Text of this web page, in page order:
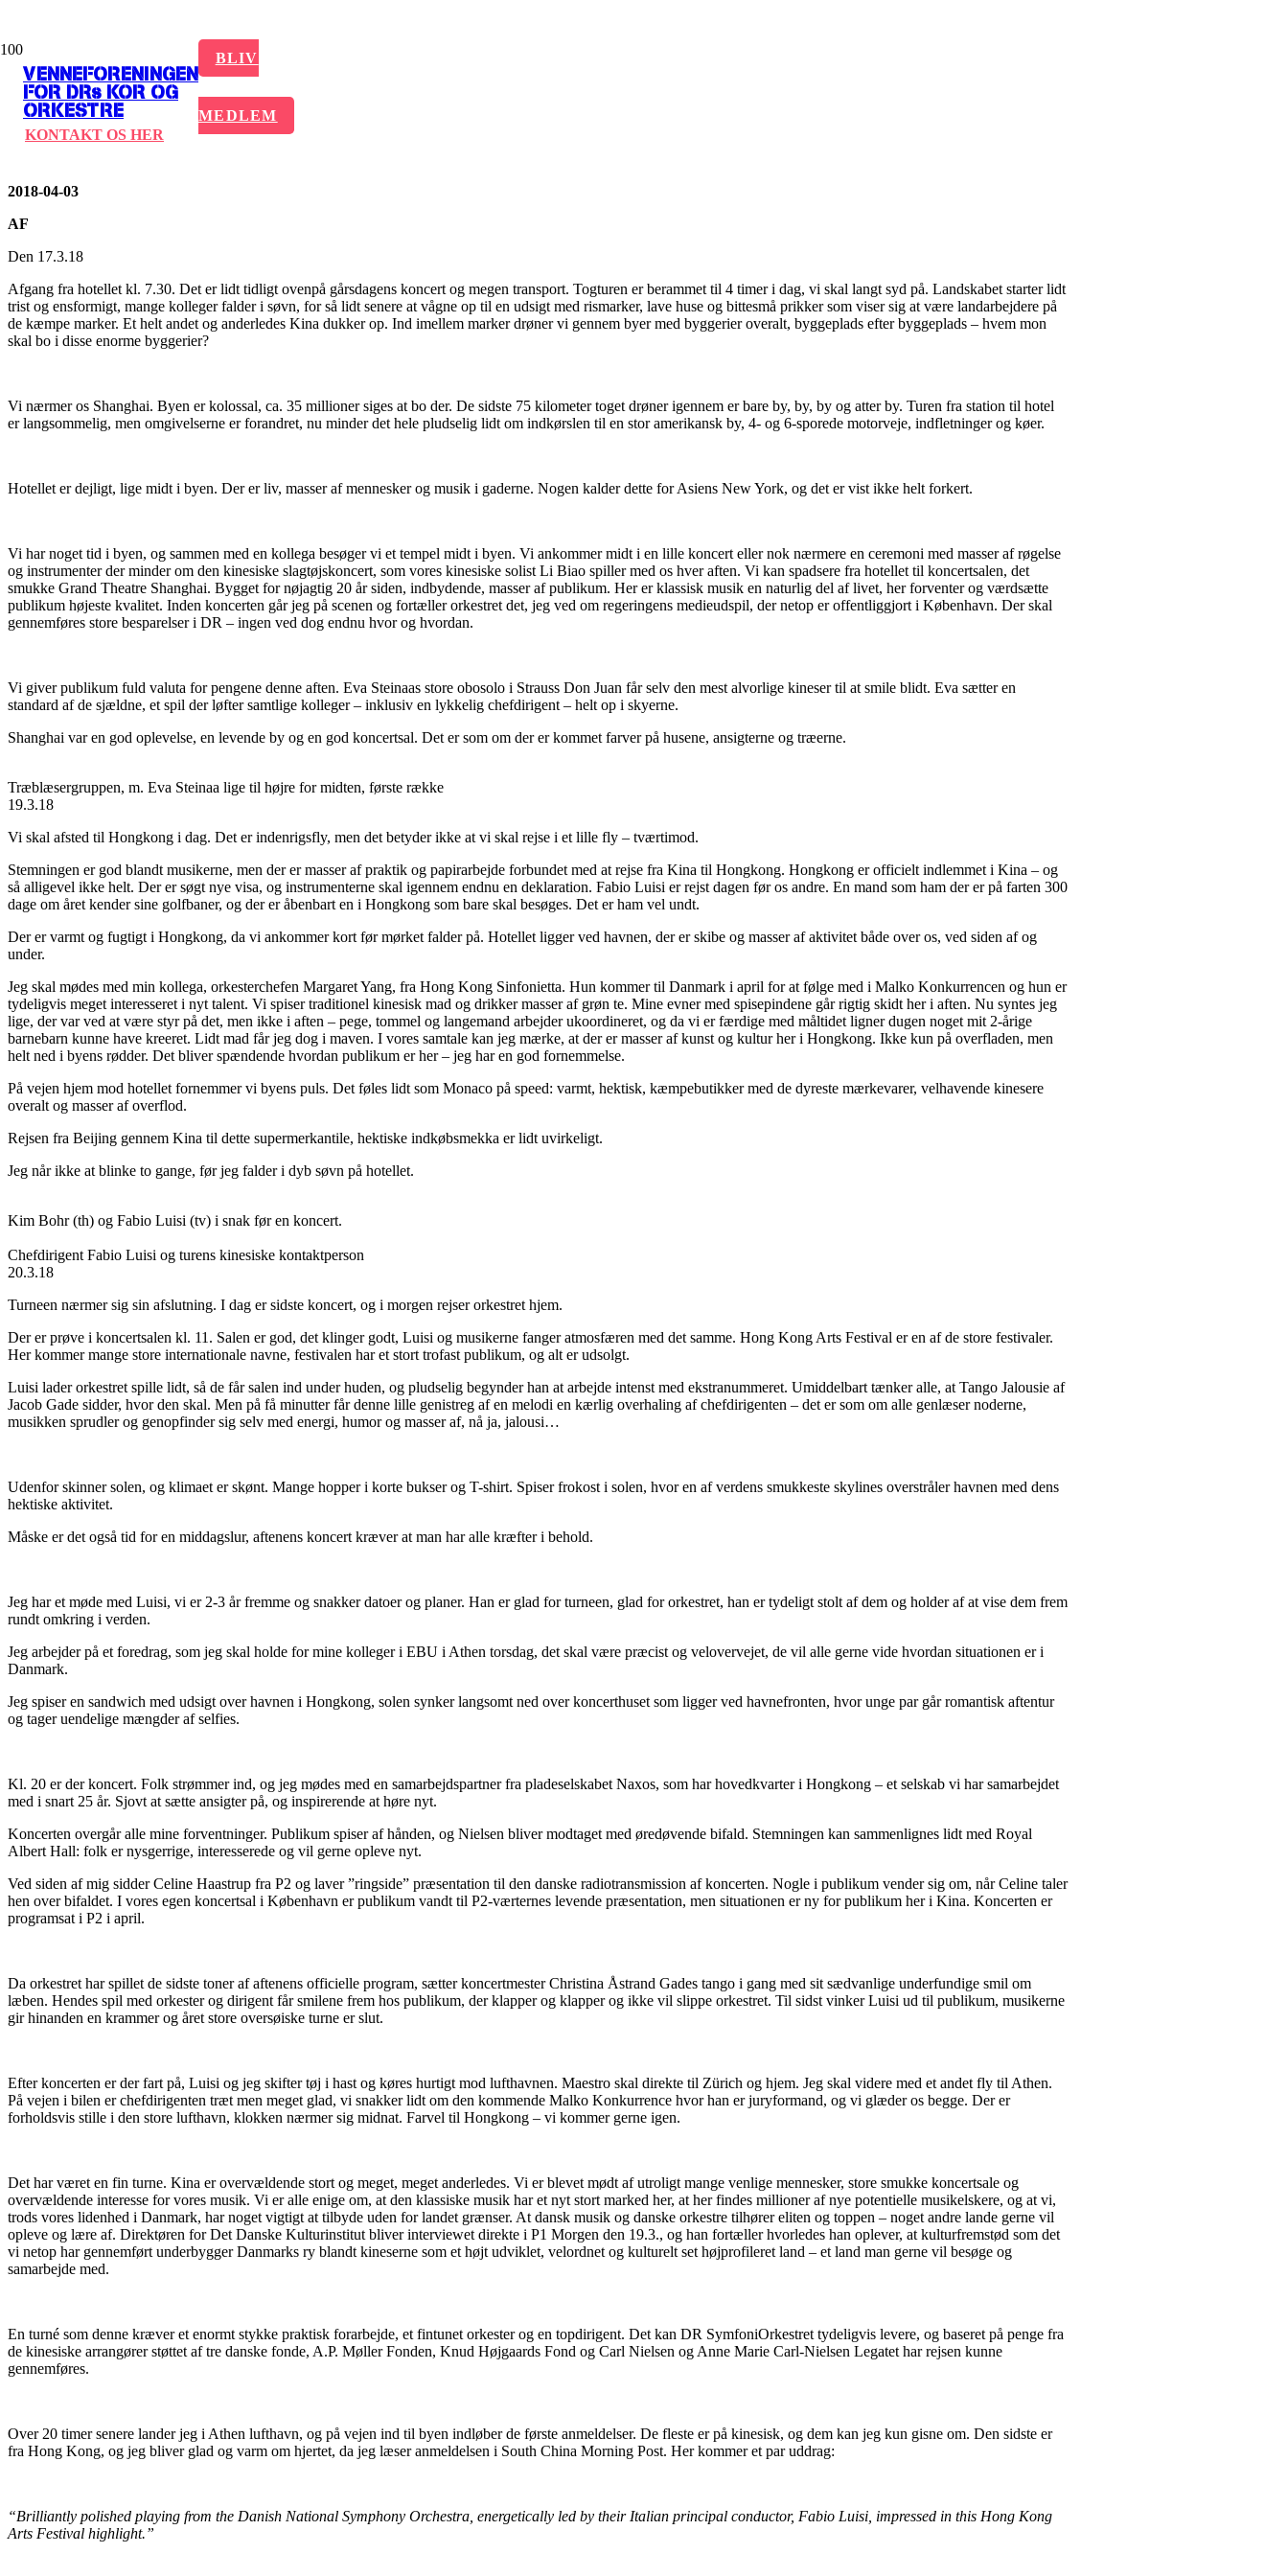
VENNEFORENINGEN
FOR DRs KOR OG
ORKESTRE
BLIV
MEDLEM
KONTAKT OS HER
DE SIDSTE KAPITLER, I
KIM BOHRS DAGBOG
2018-04-03
AF
Den 17.3.18
Afgang fra hotellet kl. 7.30. Det er lidt tidligt ovenpå gårsdagens koncert og megen transport. Togturen er berammet til 4 timer i dag, vi skal langt syd på. Landskabet starter lidt
trist og ensformigt, mange kolleger falder i søvn, for så lidt senere at vågne op til en udsigt med rismarker, lave huse og bittesmå prikker som viser sig at være landarbejdere på
de kæmpe marker. Et helt andet og anderledes Kina dukker op. Ind imellem marker drøner vi gennem byer med byggerier overalt, byggeplads efter byggeplads – hvem mon
skal bo i disse enorme byggerier?
Vi nærmer os Shanghai. Byen er kolossal, ca. 35 millioner siges at bo der. De sidste 75 kilometer toget drøner igennem er bare by, by, by og atter by. Turen fra station til hotel
er langsommelig, men omgivelserne er forandret, nu minder det hele pludselig lidt om indkørslen til en stor amerikansk by, 4- og 6-sporede motorveje, indfletninger og køer.
Hotellet er dejligt, lige midt i byen. Der er liv, masser af mennesker og musik i gaderne. Nogen kalder dette for Asiens New York, og det er vist ikke helt forkert.
Vi har noget tid i byen, og sammen med en kollega besøger vi et tempel midt i byen. Vi ankommer midt i en lille koncert eller nok nærmere en ceremoni med masser af røgelse
og instrumenter der minder om den kinesiske slagtøjskoncert, som vores kinesiske solist Li Biao spiller med os hver aften. Vi kan spadsere fra hotellet til koncertsalen, det
smukke Grand Theatre Shanghai. Bygget for nøjagtig 20 år siden, indbydende, masser af publikum. Her er klassisk musik en naturlig del af livet, her forventer og værdsætte
publikum højeste kvalitet. Inden koncerten går jeg på scenen og fortæller orkestret det, jeg ved om regeringens medieudspil, der netop er offentliggjort i København. Der skal
gennemføres store besparelser i DR – ingen ved dog endnu hvor og hvordan.
Vi giver publikum fuld valuta for pengene denne aften. Eva Steinaas store obosolo i Strauss Don Juan får selv den mest alvorlige kineser til at smile blidt. Eva sætter en
standard af de sjældne, et spil der løfter samtlige kolleger – inklusiv en lykkelig chefdirigent – helt op i skyerne.
Shanghai var en god oplevelse, en levende by og en god koncertsal. Det er som om der er kommet farver på husene, ansigterne og træerne.
Træblæsergruppen, m. Eva Steinaa lige til højre for midten, første række
19.3.18
Vi skal afsted til Hongkong i dag. Det er indenrigsfly, men det betyder ikke at vi skal rejse i et lille fly – tværtimod.
Stemningen er god blandt musikerne, men der er masser af praktik og papirarbejde forbundet med at rejse fra Kina til Hongkong. Hongkong er officielt indlemmet i Kina – og
så alligevel ikke helt. Der er søgt nye visa, og instrumenterne skal igennem endnu en deklaration. Fabio Luisi er rejst dagen før os andre. En mand som ham der er på farten 300
dage om året kender sine golfbaner, og der er åbenbart en i Hongkong som bare skal besøges. Det er ham vel undt.
Der er varmt og fugtigt i Hongkong, da vi ankommer kort før mørket falder på. Hotellet ligger ved havnen, der er skibe og masser af aktivitet både over os, ved siden af og
under.
Jeg skal mødes med min kollega, orkesterchefen Margaret Yang, fra Hong Kong Sinfonietta. Hun kommer til Danmark i april for at følge med i Malko Konkurrencen og hun er
tydeligvis meget interesseret i nyt talent. Vi spiser traditionel kinesisk mad og drikker masser af grøn te. Mine evner med spisepindene går rigtig skidt her i aften. Nu syntes jeg
lige, der var ved at være styr på det, men ikke i aften – pege, tommel og langemand arbejder ukoordineret, og da vi er færdige med måltidet ligner dugen noget mit 2-årige
barnebarn kunne have kreeret. Lidt mad får jeg dog i maven. I vores samtale kan jeg mærke, at der er masser af kunst og kultur her i Hongkong. Ikke kun på overfladen, men
helt ned i byens rødder. Det bliver spændende hvordan publikum er her – jeg har en god fornemmelse.
På vejen hjem mod hotellet fornemmer vi byens puls. Det føles lidt som Monaco på speed: varmt, hektisk, kæmpebutikker med de dyreste mærkevarer, velhavende kinesere
overalt og masser af overflod.
Rejsen fra Beijing gennem Kina til dette supermerkantile, hektiske indkøbsmekka er lidt uvirkeligt.
Jeg når ikke at blinke to gange, før jeg falder i dyb søvn på hotellet.
Kim Bohr (th) og Fabio Luisi (tv) i snak før en koncert.
Chefdirigent Fabio Luisi og turens kinesiske kontaktperson
20.3.18
Turneen nærmer sig sin afslutning. I dag er sidste koncert, og i morgen rejser orkestret hjem.
Der er prøve i koncertsalen kl. 11. Salen er god, det klinger godt, Luisi og musikerne fanger atmosfæren med det samme. Hong Kong Arts Festival er en af de store festivaler.
Her kommer mange store internationale navne, festivalen har et stort trofast publikum, og alt er udsolgt.
Luisi lader orkestret spille lidt, så de får salen ind under huden, og pludselig begynder han at arbejde intenst med ekstranummeret. Umiddelbart tænker alle, at Tango Jalousie af
Jacob Gade sidder, hvor den skal. Men på få minutter får denne lille genistreg af en melodi en kærlig overhaling af chefdirigenten – det er som om alle genlæser noderne,
musikken sprudler og genopfinder sig selv med energi, humor og masser af, nå ja, jalousi…
Udenfor skinner solen, og klimaet er skønt. Mange hopper i korte bukser og T-shirt. Spiser frokost i solen, hvor en af verdens smukkeste skylines overstråler havnen med dens
hektiske aktivitet.
Måske er det også tid for en middagslur, aftenens koncert kræver at man har alle kræfter i behold.
Jeg har et møde med Luisi, vi er 2-3 år fremme og snakker datoer og planer. Han er glad for turneen, glad for orkestret, han er tydeligt stolt af dem og holder af at vise dem frem
rundt omkring i verden.
Jeg arbejder på et foredrag, som jeg skal holde for mine kolleger i EBU i Athen torsdag, det skal være præcist og velovervejet, de vil alle gerne vide hvordan situationen er i
Danmark.
Jeg spiser en sandwich med udsigt over havnen i Hongkong, solen synker langsomt ned over koncerthuset som ligger ved havnefronten, hvor unge par går romantisk aftentur
og tager uendelige mængder af selfies.
Kl. 20 er der koncert. Folk strømmer ind, og jeg mødes med en samarbejdspartner fra pladeselskabet Naxos, som har hovedkvarter i Hongkong – et selskab vi har samarbejdet
med i snart 25 år. Sjovt at sætte ansigter på, og inspirerende at høre nyt.
Koncerten overgår alle mine forventninger. Publikum spiser af hånden, og Nielsen bliver modtaget med øredøvende bifald. Stemningen kan sammenlignes lidt med Royal
Albert Hall: folk er nysgerrige, interesserede og vil gerne opleve nyt.
Ved siden af mig sidder Celine Haastrup fra P2 og laver ”ringside” præsentation til den danske radiotransmission af koncerten. Nogle i publikum vender sig om, når Celine taler
hen over bifaldet. I vores egen koncertsal i København er publikum vandt til P2-værternes levende præsentation, men situationen er ny for publikum her i Kina. Koncerten er
programsat i P2 i april.
Da orkestret har spillet de sidste toner af aftenens officielle program, sætter koncertmester Christina Åstrand Gades tango i gang med sit sædvanlige underfundige smil om
læben. Hendes spil med orkester og dirigent får smilene frem hos publikum, der klapper og klapper og ikke vil slippe orkestret. Til sidst vinker Luisi ud til publikum, musikerne
gir hinanden en krammer og året store oversøiske turne er slut.
Efter koncerten er der fart på, Luisi og jeg skifter tøj i hast og køres hurtigt mod lufthavnen. Maestro skal direkte til Zürich og hjem. Jeg skal videre med et andet fly til Athen.
På vejen i bilen er chefdirigenten træt men meget glad, vi snakker lidt om den kommende Malko Konkurrence hvor han er juryformand, og vi glæder os begge. Der er
forholdsvis stille i den store lufthavn, klokken nærmer sig midnat. Farvel til Hongkong – vi kommer gerne igen.
Det har været en fin turne. Kina er overvældende stort og meget, meget anderledes. Vi er blevet mødt af utroligt mange venlige mennesker, store smukke koncertsale og
overvældende interesse for vores musik. Vi er alle enige om, at den klassiske musik har et nyt stort marked her, at her findes millioner af nye potentielle musikelskere, og at vi,
trods vores lidenhed i Danmark, har noget vigtigt at tilbyde uden for landet grænser. At dansk musik og danske orkestre tilhører eliten og toppen – noget andre lande gerne vil
opleve og lære af. Direktøren for Det Danske Kulturinstitut bliver interviewet direkte i P1 Morgen den 19.3., og han fortæller hvorledes han oplever, at kulturfremstød som det
vi netop har gennemført underbygger Danmarks ry blandt kineserne som et højt udviklet, velordnet og kulturelt set højprofileret land – et land man gerne vil besøge og
samarbejde med.
En turné som denne kræver et enormt stykke praktisk forarbejde, et fintunet orkester og en topdirigent. Det kan DR SymfoniOrkestret tydeligvis levere, og baseret på penge fra
de kinesiske arrangører støttet af tre danske fonde, A.P. Møller Fonden, Knud Højgaards Fond og Carl Nielsen og Anne Marie Carl-Nielsen Legatet har rejsen kunne
gennemføres.
Over 20 timer senere lander jeg i Athen lufthavn, og på vejen ind til byen indløber de første anmeldelser. De fleste er på kinesisk, og dem kan jeg kun gisne om. Den sidste er
fra Hong Kong, og jeg bliver glad og varm om hjertet, da jeg læser anmeldelsen i South China Morning Post. Her kommer et par uddrag:
“Brilliantly polished playing from the Danish National Symphony Orchestra, energetically led by their Italian principal conductor, Fabio Luisi, impressed in this Hong Kong
Arts Festival highlight.”